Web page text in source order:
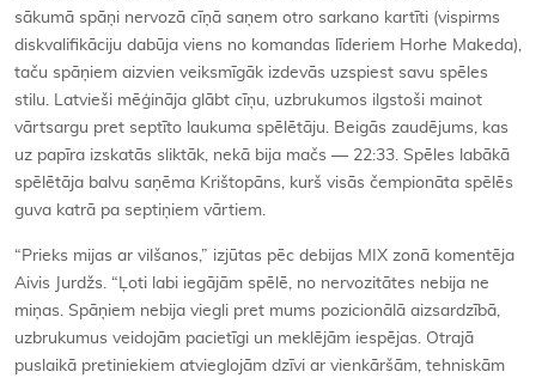
sākumā spāņi nervozā cīņā saņem otro sarkano kartīti (vispirms
diskvalifikāciju dabūja viens no komandas līderiem Horhe Makeda),
taču spāņiem aizvien veiksmīgāk izdevās uzspiest savu spēles
stilu. Latvieši mēģināja glābt cīņu, uzbrukumos ilgstoši mainot
vārtsargu pret septīto laukuma spēlētāju. Beigās zaudējums, kas
uz papīra izskatās sliktāk, nekā bija mačs — 22:33. Spēles labākā
spēlētāja balvu saņēma Krištopāns, kurš visās čempionāta spēlēs
guva katrā pa septiņiem vārtiem.
“Prieks mijas ar vilšanos,” izjūtas pēc debijas MIX zonā komentēja
Aivis Jurdžs. “Ļoti labi iegājām spēlē, no nervozitātes nebija ne
miņas. Spāņiem nebija viegli pret mums pozicionālā aizsardzībā,
uzbrukumus veidojām pacietīgi un meklējām iespējas. Otrajā
puslaikā pretiniekiem atvieglojām dzīvi ar vienkāršām, tehniskām